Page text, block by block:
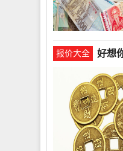
报价大全 好想